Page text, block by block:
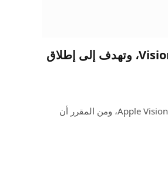
تقرير: شركة Apple توقف العمل على Vision Pro، وتهدف إلى إطلاق
يقال إن شركة آبل تعمل على إصدار أرخص ومختصر من Apple Vision Pro، ومن المقرر أن